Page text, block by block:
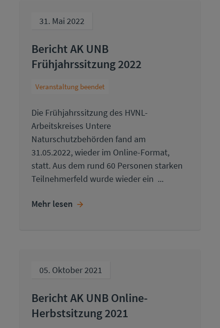
31. Mai 2022
Bericht AK UNB
Frühjahrssitzung 2022
Veranstaltung beendet
Die Frühjahrssitzung des HVNL-
Arbeitskreises Untere
Naturschutzbehörden fand am
31.05.2022, wieder im Online-Format,
statt. Aus dem rund 60 Personen starken
Teilnehmerfeld wurde wieder ein ...
Mehr lesen
05. Oktober 2021
Bericht AK UNB Online-
Herbstsitzung 2021